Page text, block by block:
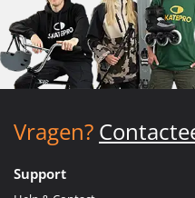
Vragen?
Support